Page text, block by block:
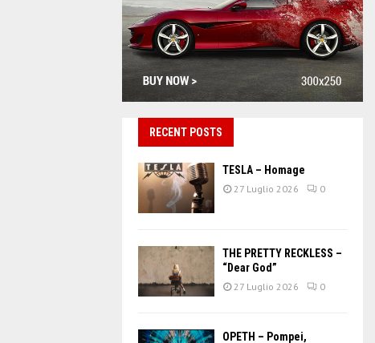
RECENT POSTS
TESLA – Homage
27 Luglio 2026 0
THE PRETTY RECKLESS –
“Dear God”
27 Luglio 2026 0
OPETH – Pompei,